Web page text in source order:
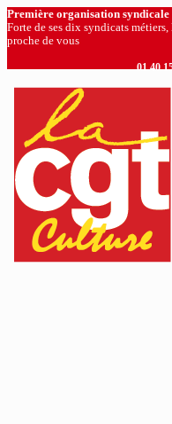
Première organisation
Forte de ses dix syndicats
proche de vous
01 40